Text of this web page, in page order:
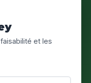
et les